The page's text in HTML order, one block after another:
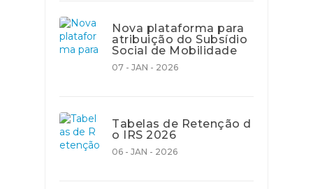
Nova plataforma para
atribuição do Subsídio
Social de Mobilidade
07 - JAN - 2026
Tabelas de Retenção d
o IRS 2026
06 - JAN - 2026